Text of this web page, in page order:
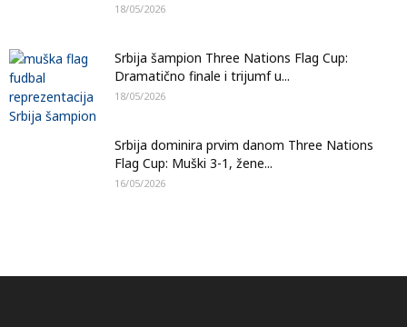
18/05/2026
Srbija šampion Three Nations Flag Cup:
Dramatično finale i trijumf u...
18/05/2026
Srbija dominira prvim danom Three Nations
Flag Cup: Muški 3-1, žene...
16/05/2026